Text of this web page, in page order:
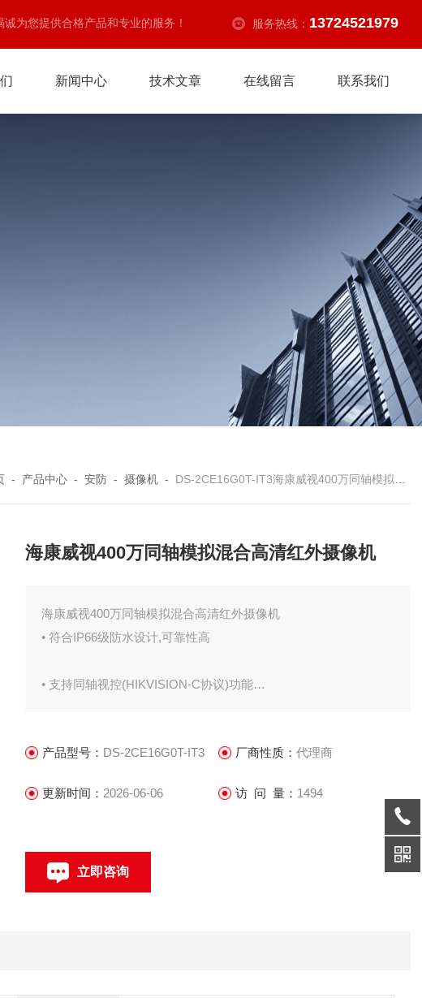
为您提供合格产品和专业的服务！ 服务热线： 13724521979
新闻中心 技术文章 在线留言 联系我们
- 产品中心 -安防 -摄像机 - DS-2CE16G0T-IT3海康威视400万同轴模拟混合高清红外摄像机
海康威视400万同轴模拟混合高清红外摄像机
海康威视400万同轴模拟混合高清红外摄像机
• 符合IP66级防水设计,可靠性高
• 支持同轴视控(HIKVISION-C协议)功能
• 支持ICR红外滤片式自动切换,自动彩转黑功能,实现昼夜监控
产品型号： DS-2CE16G0T-IT3 厂商性质： 代理商
更新时间： 2026-06-06 访 问 量： 1494
立即咨询